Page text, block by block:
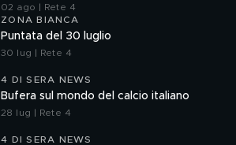
02 ago | Rete 4
ZONA BIANCA
Puntata del 30 luglio
30 lug | Rete 4
4 DI SERA NEWS
Bufera sul mondo del calcio italiano
28 lug | Rete 4
4 DI SERA NEWS